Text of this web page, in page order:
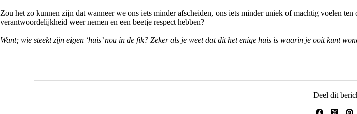
Zou het zo kunnen zijn dat wanneer we ons iets minder afscheiden, ons iets minder uniek of machtig voelen
verantwoordelijkheid weer nemen en een beetje respect hebben?
Want; wie steekt zijn eigen ‘huis’ nou in de fik? Zeker als je weet dat dit het enige huis is waarin je ooit kunt
Deel dit